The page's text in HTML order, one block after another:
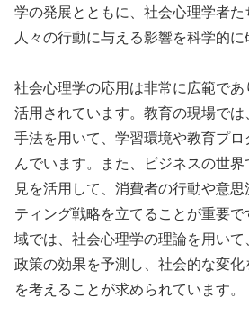
学の発展とともに、社会心理学者
人々の行動に与える影響を科学的に
社会心理学の応用は非常に広範で
活用されています。教育の現場で
手法を用いて、学習環境や教育プロ
んでいます。また、ビジネスの世
見を活用して、消費者の行動や意
ティング戦略を立てることが重要
域では、社会心理学の理論を用い
政策の効果を予測し、社会的な変
を考えることが求められています。